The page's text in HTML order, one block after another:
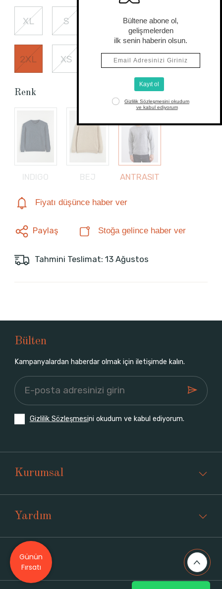
XL S L 3XL
2XL XS
Renk
INDIGO BEJ ANTRASIT
Fiyatı düşünce haber ver
Paylaş Stoğa gelince haber ver
Tahmini Teslimat: 13 Ağustos
Bülten
Kampanyalardan haberdar olmak için iletişimde kalın.
Gizlilik Sözleşmesini okudum ve kabul ediyorum.
Kurumsal
Yardım
Üyelik
Günün
Fırsatı